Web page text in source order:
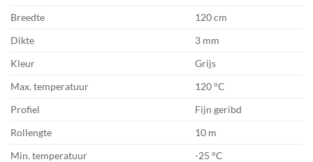
Breedte
120 cm
Dikte
3 mm
Kleur
Grijs
Max. temperatuur
120 °C
Profiel
Fijn geribd
Rollengte
10 m
Min. temperatuur
-25 °C